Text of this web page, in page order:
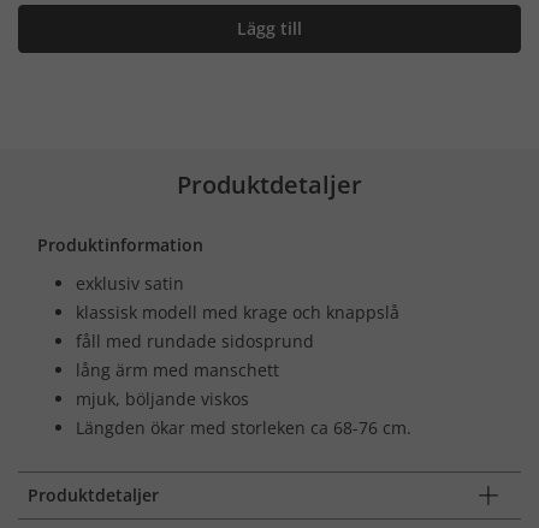
Lägg till
Produktdetaljer
Produktinformation
exklusiv satin
klassisk modell med krage och knappslå
fåll med rundade sidosprund
lång ärm med manschett
mjuk, böljande viskos
Längden ökar med storleken ca 68-76 cm.
Produktdetaljer